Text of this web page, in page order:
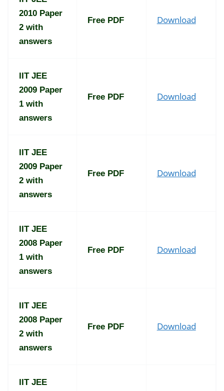
2010 Paper
2 with
answers
Free PDF Download
IIT JEE
2009 Paper
1 with
answers
Free PDF Download
IIT JEE
2009 Paper
2 with
answers
Free PDF Download
IIT JEE
2008 Paper
1 with
answers
Free PDF Download
IIT JEE
2008 Paper
2 with
answers
Free PDF Download
IIT JEE